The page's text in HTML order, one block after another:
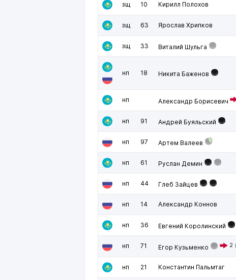
зщ 10 Кирилл Полохов
зщ 63 Ярослав Хрипков
зщ 33 Виталий Шульга
нп 18 Никита Баженов
нп Александр Борисевич
нп 91 Андрей Буяльский
нп 97 Артем Валеев
нп 61 Руслан Демин
нп 44 Глеб Зайцев
нп 14 Александр Коннов
нп 36 Евгений Королинский
нп 71 Егор Кузьменко 2
нп 21 Константин Пальмтаг